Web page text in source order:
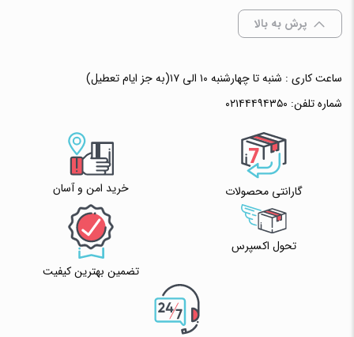
✧ چت با پشتیبان واتس آپ
پرش به بالا
ساعت کاری : شنبه تا چهارشنبه ۱۰ الی ۱۷(به جز ایام تعطیل)
شماره تلفن: ۰۲۱۴۴۴۹۴۳۵۰
گارانتی محصولات خرید امن و آسان
تحول اکسپرس
تضمین بهترین کیفیت